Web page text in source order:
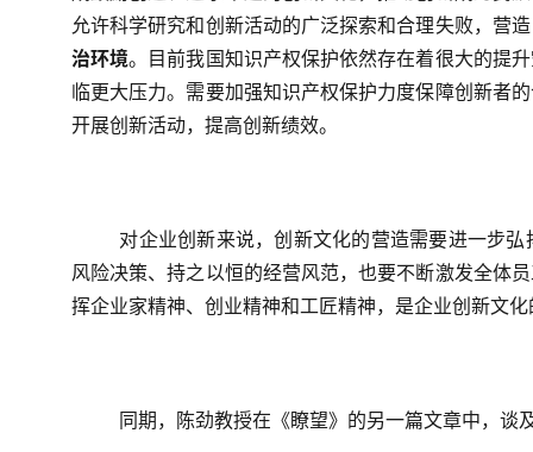
允许科学研究和创新活动的广泛探索和合理失败，营
治环境。目前我国知识产权保护依然存在着很大的提
临更大压力。需要加强知识产权保护力度保障创新者
开展创新活动，提高创新绩效。
对企业创新来说，创新文化的营造需要进一步
风险决策、持之以恒的经营风范，也要不断激发全体
挥企业家精神、创业精神和工匠精神，是企业创新文
同期，陈劲教授在《瞭望》的另一篇文章中，